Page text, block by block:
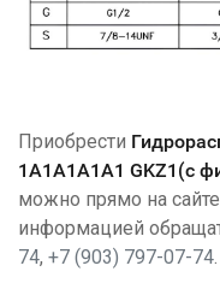
Приобрести
1А1А1А1А1 GKZ1(с
можно прямо на сайте
информацией
74, +7 (903) 797-07-74